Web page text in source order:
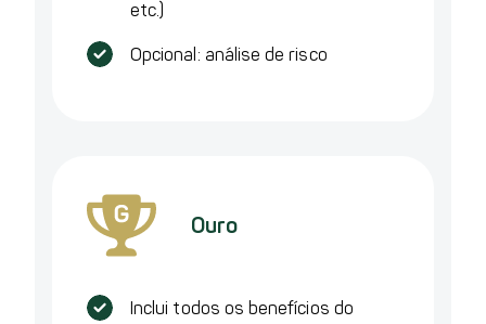
etc.)
Opcional: análise de risco
Ouro
Inclui todos os benefícios do